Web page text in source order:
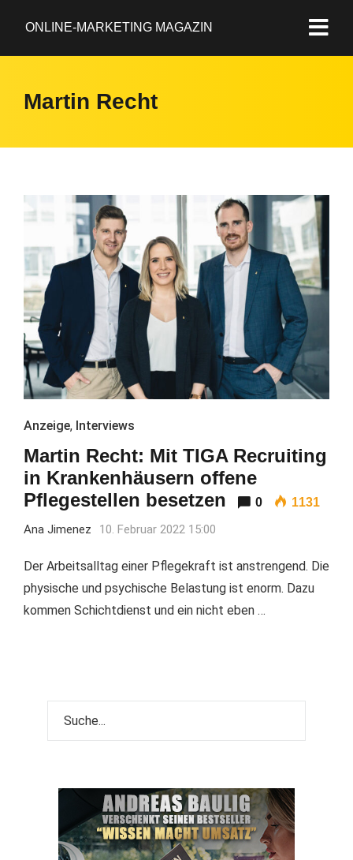
ONLINE-MARKETING MAGAZIN
Martin Recht
Anzeige, Interviews
Martin Recht: Mit TIGA Recruiting
in Krankenhäusern offene
Pflegestellen besetzen
0 1131
Ana Jimenez 10. Februar 2022 15:00
Der Arbeitsalltag einer Pflegekraft ist anstrengend. Die
physische und psychische Belastung ist enorm. Dazu
kommen Schichtdienst und ein nicht eben …